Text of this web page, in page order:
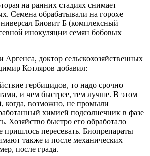
на ранних стадиях снимает
Семена обрабатывали на горохе
Биовит Б (комплексный
инокуляции семян бобовых
Аргенса, доктор сельскохозяйственных
Котляров добавил:
гербицидов, то надо срочно
и чем быстрее, тем лучше. В этом
когда, возможно, не промыли
химией подсолнечник в фазе
Хозяйство быстро его обработало
пришлось пересевать. Биопрепараты
также и после механических
после града.